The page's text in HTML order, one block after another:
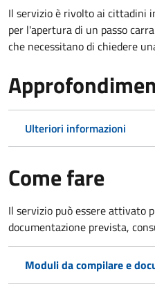
Il servizio è rivolto ai cittadini
per l'apertura di un passo
che necessitano di chiedere
Ulteriori informazioni
Come fare
Il servizio può essere attivato
documentazione prevista,
Moduli da compilare e